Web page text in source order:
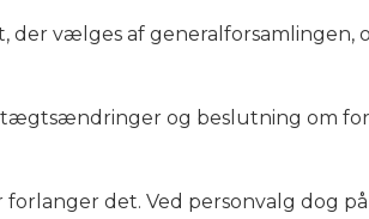
vælges af generalforsamlingen,
og beslutning om
det. Ved personvalg dog på